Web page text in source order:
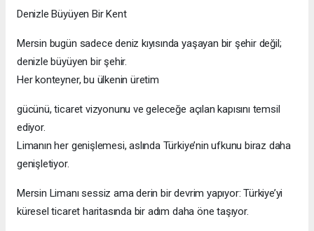
Denizle Büyüyen Bir Kent
Mersin bugün sadece deniz kıyısında yaşayan bir şehir değil;
denizle büyüyen bir şehir.
Her konteyner, bu ülkenin üretim
gücünü, ticaret vizyonunu ve geleceğe açılan kapısını temsil
ediyor.
Limanın her genişlemesi, aslında Türkiye’nin ufkunu biraz daha
genişletiyor.
Mersin Limanı sessiz ama derin bir devrim yapıyor: Türkiye’yi
küresel ticaret haritasında bir adım daha öne taşıyor.